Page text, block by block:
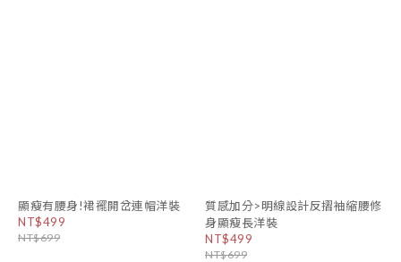
顯瘦有腰身!裙襬開岔連帽洋裝
NT$499
NT$699
質感加分>明線設計反摺袖縮腰修
身顯瘦長洋裝
NT$499
NT$699